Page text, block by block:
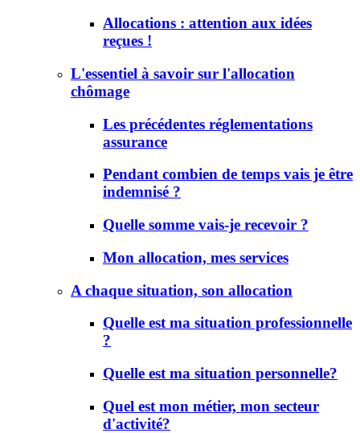
Allocations : attention aux idées
reçues !
L'essentiel à savoir sur l'allocation
chômage
Les précédentes réglementations
assurance
Pendant combien de temps vais je être
indemnisé ?
Quelle somme vais-je recevoir ?
Mon allocation, mes services
A chaque situation, son allocation
Quelle est ma situation professionnelle
?
Quelle est ma situation personnelle?
Quel est mon métier, mon secteur
d'activité?